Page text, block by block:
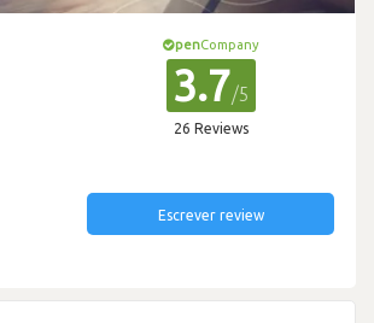
penCompany
3.7/5
26 Reviews
Escrever review